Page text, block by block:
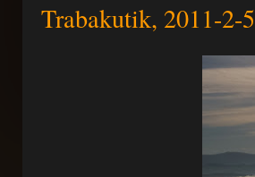
Trabakutik, 2011-2-5